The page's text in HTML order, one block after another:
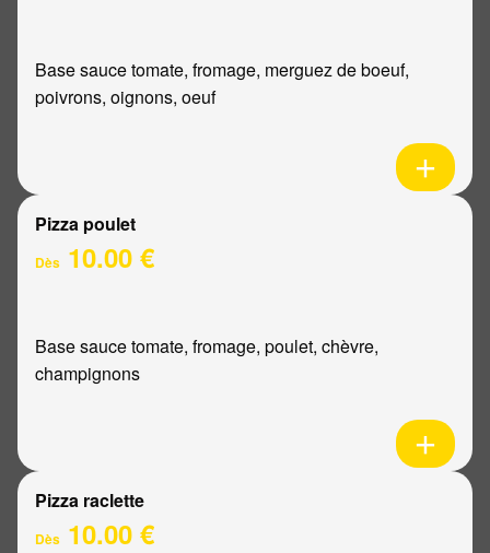
Base sauce tomate, fromage, merguez de boeuf,
poivrons, oignons, oeuf
Pizza poulet
Dès 10.00 €
Base sauce tomate, fromage, poulet, chèvre,
champignons
Pizza raclette
Dès 10.00 €